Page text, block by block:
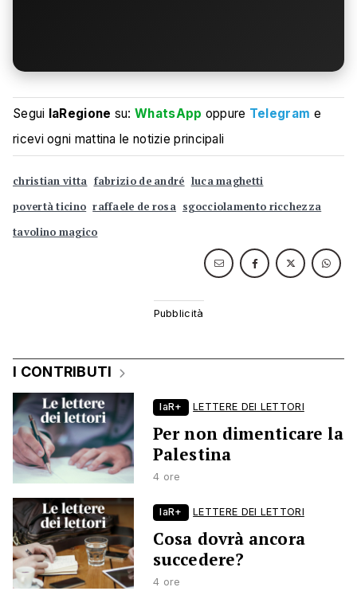
Segui laRegione su:WhatsApp oppure Telegram e
ricevi ogni mattina le notizie principali
christian vitta fabrizio de andré luca maghetti
povertà ticino raffaele de rosa sgocciolamento ricchezza
tavolino magico
I CONTRIBUTI
laR+ LETTERE DEI LETTORI
Per non dimenticare la
Palestina
4 ore
laR+ LETTERE DEI LETTORI
Cosa dovrà ancora
succedere?
4 ore